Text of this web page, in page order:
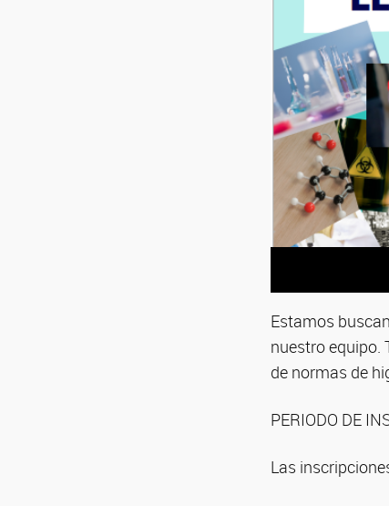
Estamos
nuestro equipo.
de normas de
PERIODO DE
Las